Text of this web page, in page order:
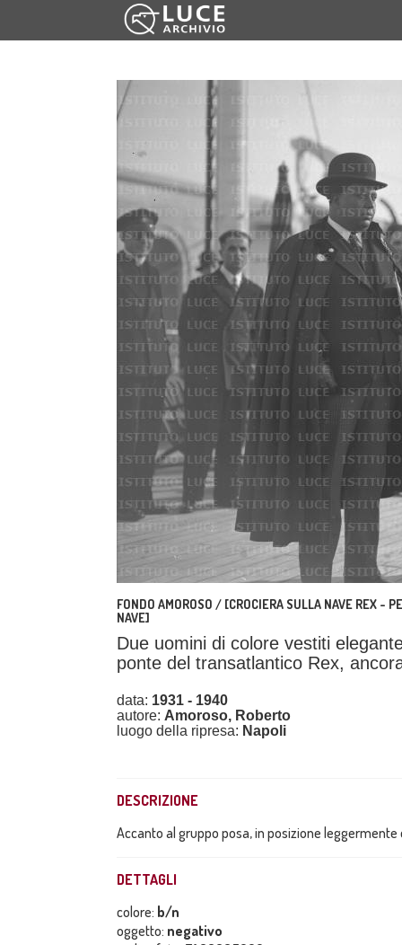
FONDO AMOROSO / [CROCIERA SULLA NAVE REX -
NAVE]
Due uomini di colore vestiti
ponte del transatlantico Rex,
data: 1931 - 1940
autore: Amoroso, Roberto
luogo della ripresa: Napoli
DESCRIZIONE
Accanto al gruppo posa, in posizione
DETTAGLI
colore: b/n
oggetto: negativo